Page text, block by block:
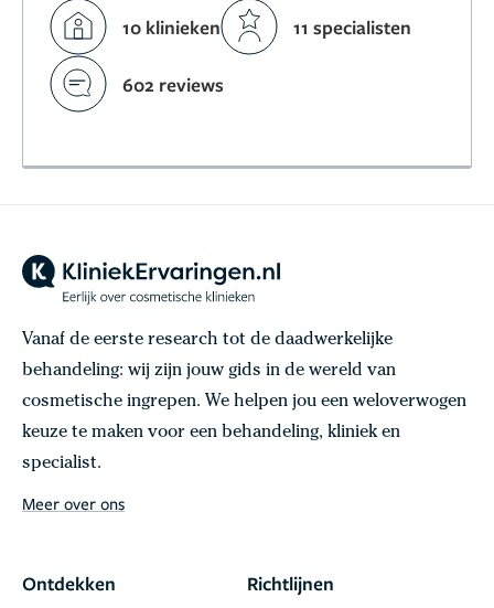
10 klinieken 11 specialisten
602 reviews
Vanaf de eerste research tot de daadwerkelijke
behandeling: wij zijn jouw gids in de wereld van
cosmetische ingrepen. We helpen jou een weloverwogen
keuze te maken voor een behandeling, kliniek en
specialist.
Meer over ons
Ontdekken Richtlijnen